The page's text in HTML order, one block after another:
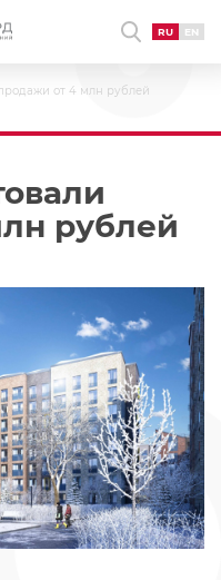
RU EN
от 4 млн рублей
рублей